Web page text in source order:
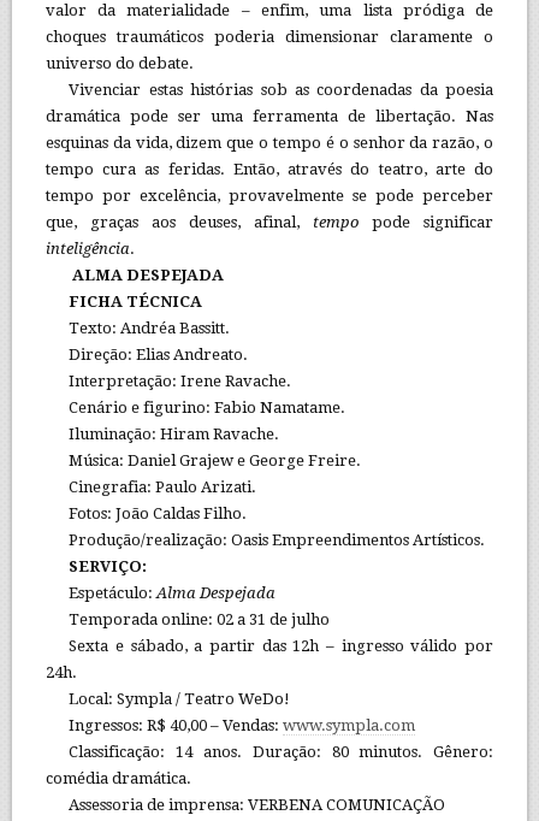
valor da materialidade – enfim, uma lista pródiga de
choques traumáticos poderia dimensionar claramente o
universo do debate.
Vivenciar estas histórias sob as coordenadas da poesia
dramática pode ser uma ferramenta de libertação. Nas
esquinas da vida, dizem que o tempo é o senhor da razão, o
tempo cura as feridas. Então, através do teatro, arte do
tempo por excelência, provavelmente se pode perceber
que, graças aos deuses, afinal, tempo pode significar
inteligência.
ALMA DESPEJADA
FICHA TÉCNICA
Texto: Andréa Bassitt.
Direção: Elias Andreato.
Interpretação: Irene Ravache.
Cenário e figurino: Fabio Namatame.
Iluminação: Hiram Ravache.
Música: Daniel Grajew e George Freire.
Cinegrafia: Paulo Arizati.
Fotos: João Caldas Filho.
Produção/realização: Oasis Empreendimentos Artísticos.
SERVIÇO:
Espetáculo:Alma Despejada
Temporada online: 02 a 31 de julho
Sexta e sábado, a partir das 12h – ingresso válido por
24h.
Local: Sympla / Teatro WeDo!
Ingressos: R$ 40,00 – Vendas:www.sympla.com
Classificação: 14 anos. Duração: 80 minutos. Gênero:
comédia dramática.
Assessoria de imprensa: VERBENA COMUNICAÇÃO